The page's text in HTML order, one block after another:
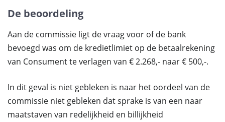
De beoordeling
Aan de commissie ligt de vraag voor of de bank
bevoegd was om de kredietlimiet op de betaalrekening
van Consument te verlagen van € 2.268,- naar € 500,-.
In dit geval is niet gebleken is naar het oordeel van de
commissie niet gebleken dat sprake is van een naar
maatstaven van redelijkheid en billijkheid